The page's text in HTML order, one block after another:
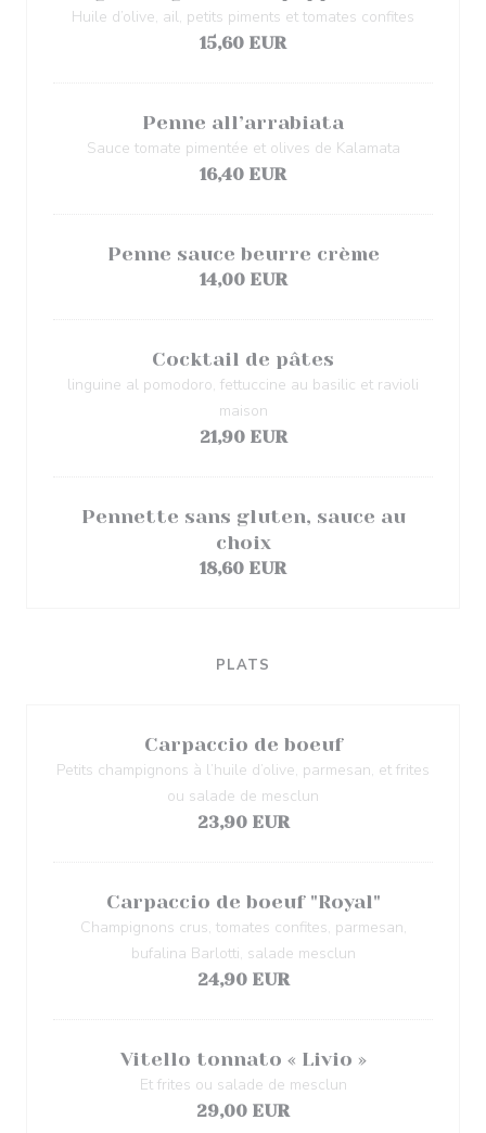
Huile d’olive, ail, petits piments et tomates confites
15,60 EUR
Penne all’arrabiata
Sauce tomate pimentée et olives de Kalamata
16,40 EUR
Penne sauce beurre crème
14,00 EUR
Cocktail de pâtes
linguine al pomodoro, fettuccine au basilic et ravioli
maison
21,90 EUR
Pennette sans gluten, sauce au
choix
18,60 EUR
PLATS
Carpaccio de boeuf
Petits champignons à l’huile d’olive, parmesan, et frites
ou salade de mesclun
23,90 EUR
Carpaccio de boeuf "Royal"
Champignons crus, tomates confites, parmesan,
bufalina Barlotti, salade mesclun
24,90 EUR
Vitello tonnato « Livio »
Et frites ou salade de mesclun
29,00 EUR